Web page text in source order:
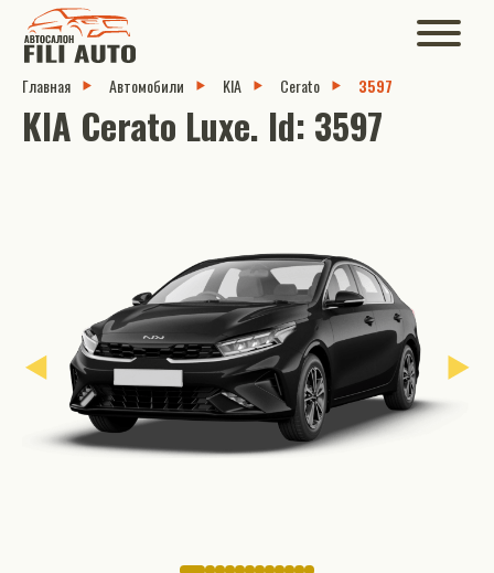
Главная Автомобили KIA Cerato 3597
KIA Cerato Luxe. Id: 3597